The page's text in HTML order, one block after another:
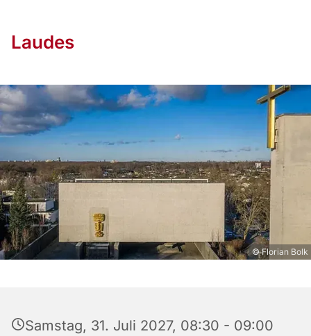
Laudes
© Florian Bolk
Samstag, 31. Juli 2027, 08:30 - 09:00